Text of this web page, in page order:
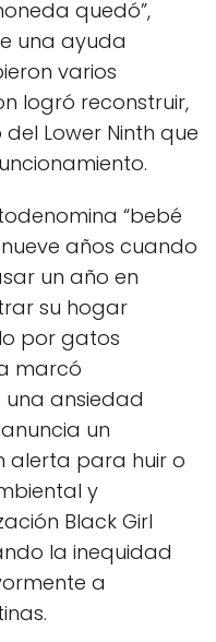
quedó”,
una ayuda
varios
logró reconstruir,
Lower Ninth que
“bebé
años cuando
un año en
su hogar
por gatos
marcó
una ansiedad
un
alerta para huir o
y
Black Girl
la inequidad
a